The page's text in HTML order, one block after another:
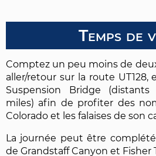
Temps de
Comptez un peu moins de
aller/retour sur la route
Suspension Bridge
miles) afin de profiter des
Colorado et les falaises de son
La journée peut être
de Grandstaff Canyon et Fisher